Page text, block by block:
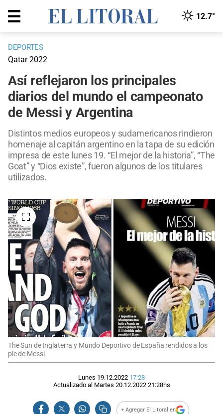
12.7°
DEPORTES
Qatar 2022
Así reflejaron los principales
diarios del mundo el campeonato
de Messi y Argentina
Distintos medios europeos y sudamericanos rindieron
homenaje al capitán argentino en la tapa de su edición
impresa de este lunes 19. “El mejor de la historia”, “The
Goat” y “Dios existe”, fueron algunos de los titulares
utilizados.
The Sun de Inglaterra y Mundo Deportivo de España rendidos a los
pie de Messi.
Lunes 19.12.2022 17:28
Actualizado al Martes 20.12.2022 21:28hs
+ Agregar El Litoral en